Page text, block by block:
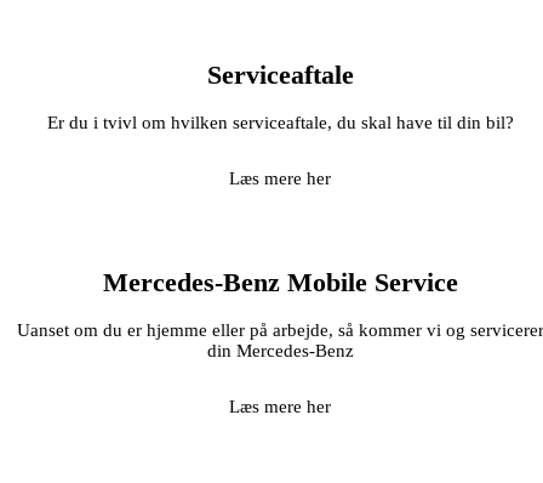
Serviceaftale
Er du i tvivl om hvilken serviceaftale, du skal have til din bil?
Læs mere her
Mercedes-Benz Mobile Service
Uanset om du er hjemme eller på arbejde, så kommer vi og servicerer
din Mercedes-Benz
Læs mere her